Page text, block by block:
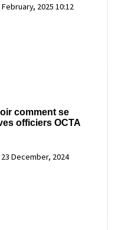
February, 2025 10:12
comment se
officiers OCTA
23 December, 2024